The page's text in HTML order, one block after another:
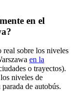
en el
real sobre los niveles
en la
o trayectos).
niveles de
de autobús.